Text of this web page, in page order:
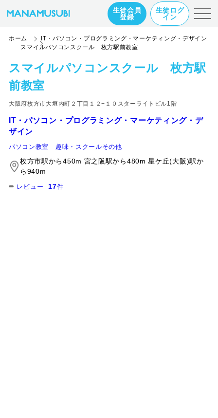
生徒会員
登録
生徒ログ
イン
ホーム
IT・パソコン・プログラミング・マーケティング・デザイン
スマイルパソコンスクール 枚方駅前教室
スマイルパソコンスクール 枚方駅
前教室
大阪府枚方市大垣内町２丁目１２−１０スターライトビル1階
IT・パソコン・プログラミング・マーケティング・デ
ザイン
パソコン教室 趣味・スクールその他
枚方市駅から450m 宮之阪駅から480m 星ケ丘(大阪)駅か
ら940m
レビュー 17件